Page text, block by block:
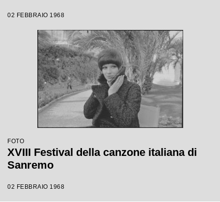
02 FEBBRAIO 1968
FOTO
XVIII Festival della canzone italiana di
Sanremo
02 FEBBRAIO 1968